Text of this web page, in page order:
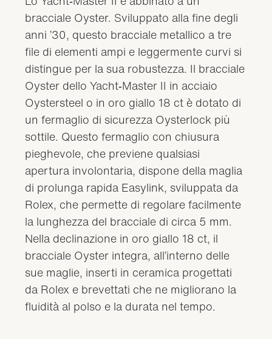
bracciale Oyster. Sviluppato alla fine degli
anni ’30, questo bracciale metallico a tre
file di elementi ampi e leggermente curvi si
distingue per la sua robustezza. Il bracciale
Oyster dello Yacht‑Master II in acciaio
Oystersteel o in oro giallo 18 ct è dotato di
un fermaglio di sicurezza Oysterlock più
sottile. Questo fermaglio con chiusura
pieghevole, che previene qualsiasi
apertura involontaria, dispone della maglia
di prolunga rapida Easylink, sviluppata da
Rolex, che permette di regolare facilmente
la lunghezza del bracciale di circa 5 mm.
Nella declinazione in oro giallo 18 ct, il
bracciale Oyster integra, all’interno delle
sue maglie, inserti in ceramica progettati
da Rolex e brevettati che ne migliorano la
fluidità al polso e la durata nel tempo.